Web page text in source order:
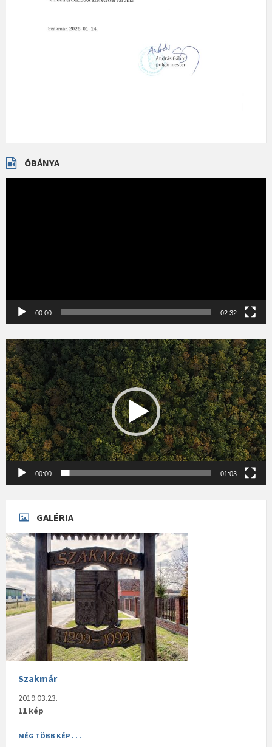
ÓBÁNYA
00:00 02:32
Videólejátszó
00:00 01:03
GALÉRIA
Szakmár
2019.03.23.
11 kép
MÉG TÖBB KÉP . . .